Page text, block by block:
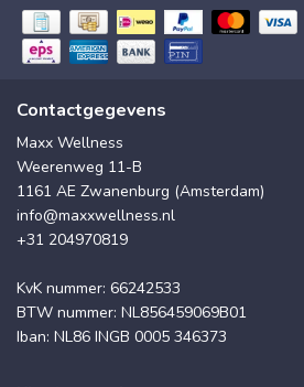
Contactgegevens
Maxx Wellness
Weerenweg 11-B
1161 AE Zwanenburg (Amsterdam)
info@maxxwellness.nl
+31 204970819
KvK nummer: 66242533
BTW nummer: NL856459069B01
Iban: NL86 INGB 0005 346373